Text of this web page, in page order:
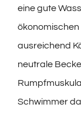
eine gute
ausreichend
neutrale
Schwimmer